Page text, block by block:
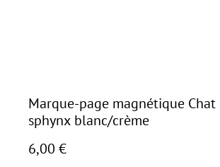
Marque-page magnétique Chat
sphynx blanc/crème
6,00 €